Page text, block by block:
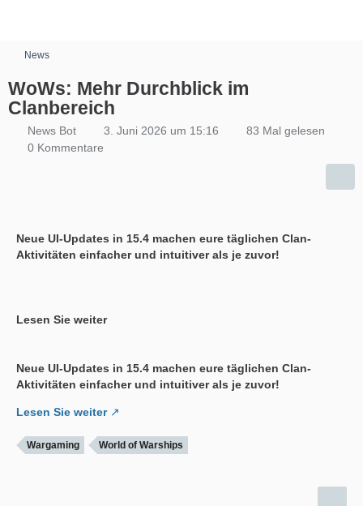
News
WoWs: Mehr Durchblick im
Clanbereich
News Bot 3. Juni 2026 um 15:16
83 Mal gelesen
0 Kommentare
Neue UI-Updates in 15.4 machen eure täglichen Clan-
Aktivitäten einfacher und intuitiver als je zuvor!
Lesen Sie weiter
Neue UI-Updates in 15.4 machen eure täglichen Clan-
Aktivitäten einfacher und intuitiver als je zuvor!
Lesen Sie weiter
Wargaming World of Warships